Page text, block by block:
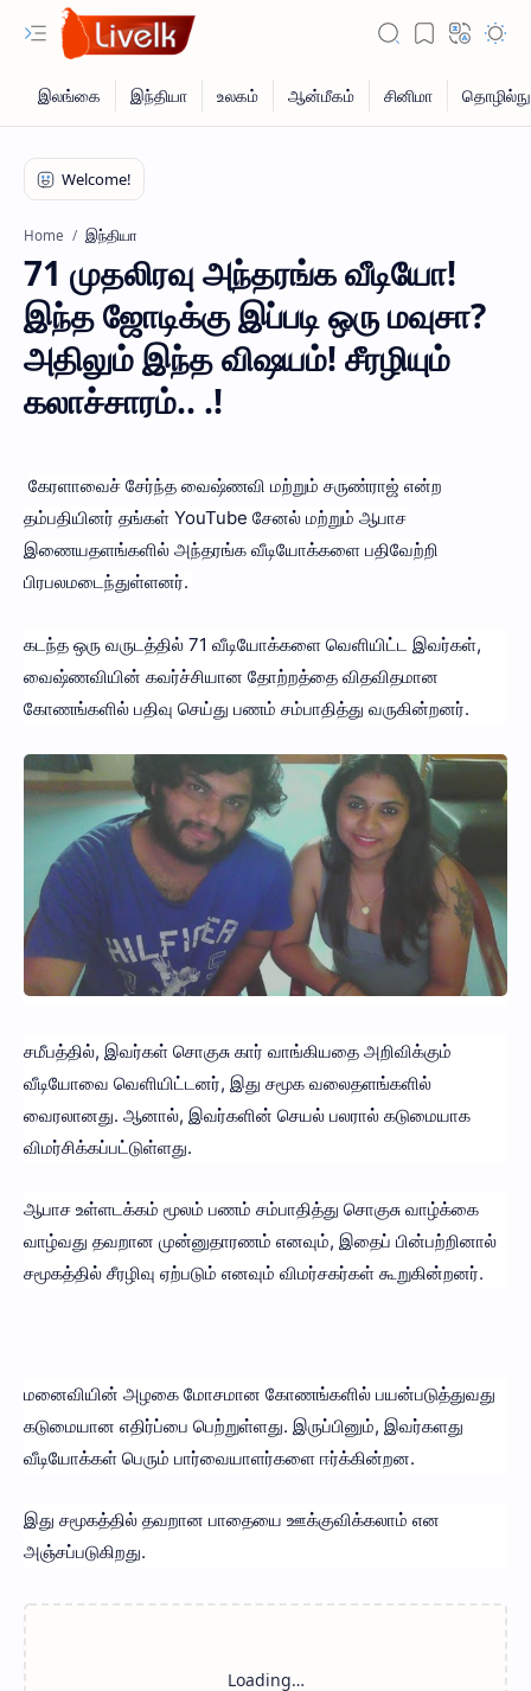
Home இந்தியா
71 முதலிரவு அந்தரங்க வீடியோ!
இந்த ஜோடிக்கு இப்படி ஒரு மவுசா?
அதிலும் இந்த விஷயம்! சீரழியும்
கலாச்சாரம்.. .!
கேரளாவைச் சேர்ந்த வைஷ்ணவி மற்றும் சருண்ராஜ் என்ற
தம்பதியினர் தங்கள் YouTube சேனல் மற்றும் ஆபாச
இணையதளங்களில் அந்தரங்க வீடியோக்களை பதிவேற்றி
பிரபலமடைந்துள்ளனர்.
கடந்த ஒரு வருடத்தில் 71 வீடியோக்களை வெளியிட்ட இவர்கள்,
வைஷ்ணவியின் கவர்ச்சியான தோற்றத்தை விதவிதமான
கோணங்களில் பதிவு செய்து பணம் சம்பாதித்து வருகின்றனர்.
சமீபத்தில், இவர்கள் சொகுசு கார் வாங்கியதை அறிவிக்கும்
வீடியோவை வெளியிட்டனர், இது சமூக வலைதளங்களில்
வைரலானது. ஆனால், இவர்களின் செயல் பலரால் கடுமையாக
விமர்சிக்கப்பட்டுள்ளது.
ஆபாச உள்ளடக்கம் மூலம் பணம் சம்பாதித்து சொகுசு வாழ்க்கை
வாழ்வது தவறான முன்னுதாரணம் எனவும், இதைப் பின்பற்றினால்
சமூகத்தில் சீரழிவு ஏற்படும் எனவும் விமர்சகர்கள் கூறுகின்றனர்.
மனைவியின் அழகை மோசமான கோணங்களில் பயன்படுத்துவது
கடுமையான எதிர்ப்பை பெற்றுள்ளது. இருப்பினும், இவர்களது
வீடியோக்கள் பெரும் பார்வையாளர்களை ஈர்க்கின்றன.
இது சமூகத்தில் தவறான பாதையை ஊக்குவிக்கலாம் என
அஞ்சப்படுகிறது.